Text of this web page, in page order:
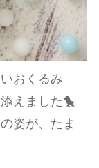
おくるみ
えました🐤
姿が、たま